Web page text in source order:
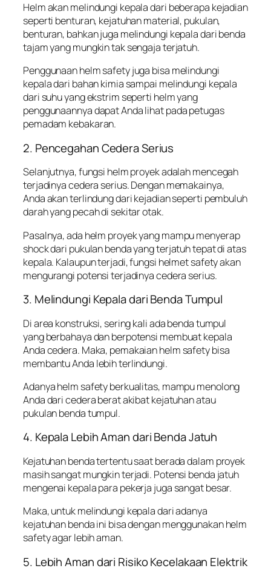
Helm akan melindungi kepala dari beberapa kejadian
seperti benturan, kejatuhan material, pukulan,
benturan, bahkan juga melindungi kepala dari benda
tajam yang mungkin tak sengaja terjatuh.
Penggunaan helm safety juga bisa melindungi
kepala dari bahan kimia sampai melindungi kepala
dari suhu yang ekstrim seperti helm yang
penggunaannya dapat Anda lihat pada petugas
pemadam kebakaran.
2. Pencegahan Cedera Serius
Selanjutnya, fungsi helm proyek adalah mencegah
terjadinya cedera serius. Dengan memakainya,
Anda akan terlindung dari kejadian seperti pembuluh
darah yang pecah di sekitar otak.
Pasalnya, ada helm proyek yang mampu menyerap
shock dari pukulan benda yang terjatuh tepat di atas
kepala. Kalaupun terjadi, fungsi helmet safety akan
mengurangi potensi terjadinya cedera serius.
3. Melindungi Kepala dari Benda Tumpul
Di area konstruksi, sering kali ada benda tumpul
yang berbahaya dan berpotensi membuat kepala
Anda cedera. Maka, pemakaian helm safety bisa
membantu Anda lebih terlindungi.
Adanya helm safety berkualitas, mampu menolong
Anda dari cedera berat akibat kejatuhan atau
pukulan benda tumpul.
4. Kepala Lebih Aman dari Benda Jatuh
Kejatuhan benda tertentu saat berada dalam proyek
masih sangat mungkin terjadi. Potensi benda jatuh
mengenai kepala para pekerja juga sangat besar.
Maka, untuk melindungi kepala dari adanya
kejatuhan benda ini bisa dengan menggunakan helm
safety agar lebih aman.
5. Lebih Aman dari Risiko Kecelakaan Elektrik